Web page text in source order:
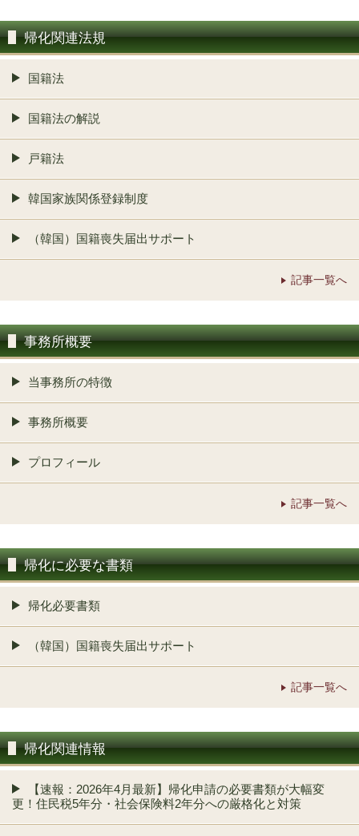
帰化関連法規
国籍法
国籍法の解説
戸籍法
韓国家族関係登録制度
（韓国）国籍喪失届出サポート
記事一覧へ
事務所概要
当事務所の特徴
事務所概要
プロフィール
記事一覧へ
帰化に必要な書類
帰化必要書類
（韓国）国籍喪失届出サポート
記事一覧へ
帰化関連情報
【速報：2026年4月最新】帰化申請の必要書類が大幅変
更！住民税5年分・社会保険料2年分への厳格化と対策